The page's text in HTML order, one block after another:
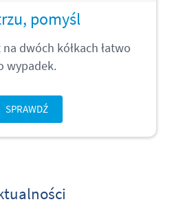
pomyśl
dwóch kółkach łatwo
wypadek.
SPRAWDŹ